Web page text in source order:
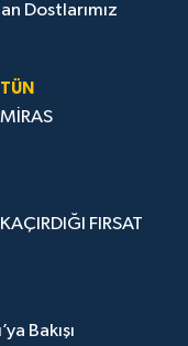
Dostlarımız
FIRSAT
Bakışı